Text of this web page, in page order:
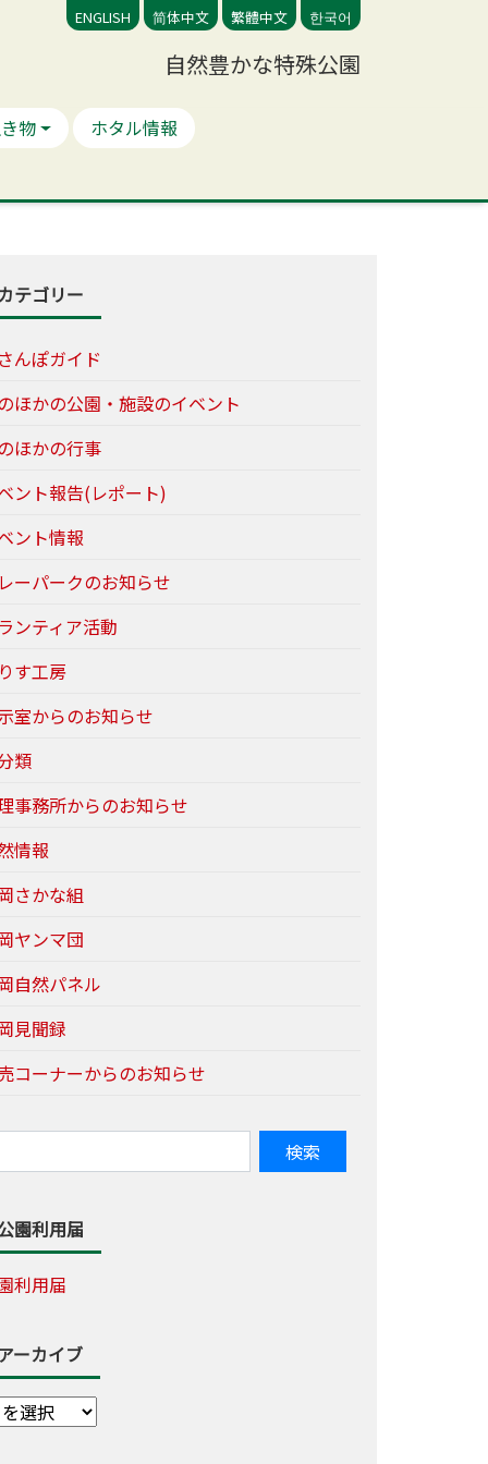
ENGLISH 简体中文 繁體中文 한국어
自然豊かな特殊公園
物 ホタル情報
テゴリー
んぽガイド
ほかの公園・施設のイベント
ほかの行事
ント報告(レポート)
ント情報
ーパークのお知らせ
ンティア活動
す工房
室からのお知らせ
類
事務所からのお知らせ
情報
さかな組
ヤンマ団
自然パネル
見聞録
コーナーからのお知らせ
園利用届
利用届
ーカイブ